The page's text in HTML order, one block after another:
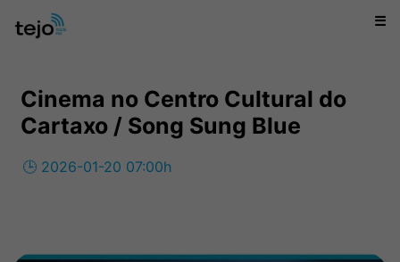
☰
Cinema no Centro Cultural do
Cartaxo / Song Sung Blue
🕒 2026-01-20 07:00h